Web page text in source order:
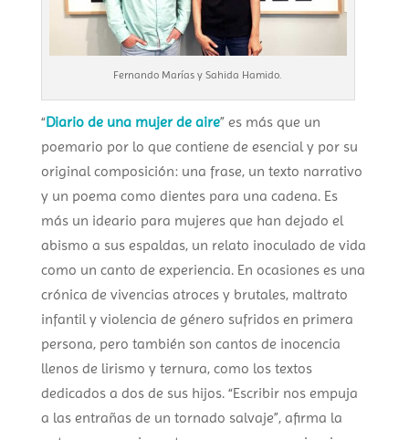
Fernando Marías y Sahida Hamido.
“Diario de una mujer de aire” es más que un
poemario por lo que contiene de esencial y por su
original composición: una frase, un texto narrativo
y un poema como dientes para una cadena. Es
más un ideario para mujeres que han dejado el
abismo a sus espaldas, un relato inoculado de vida
como un canto de experiencia. En ocasiones es una
crónica de vivencias atroces y brutales, maltrato
infantil y violencia de género sufridos en primera
persona, pero también son cantos de inocencia
llenos de lirismo y ternura, como los textos
dedicados a dos de sus hijos. “Escribir nos empuja
a las entrañas de un tornado salvaje”, afirma la